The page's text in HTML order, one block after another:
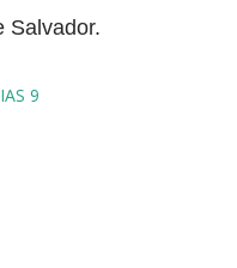
Salvador.
9